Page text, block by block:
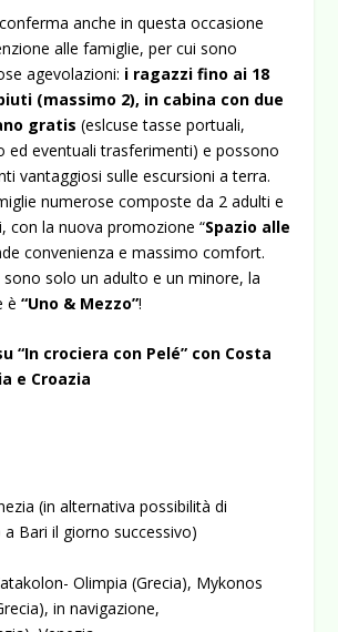
anche in questa occasione
alle famiglie, per cui sono
agevolazioni: i ragazzi fino ai 18
(massimo 2), in cabina con due
gratis(eslcuse tasse portuali,
ed eventuali trasferimenti) e possono
vantaggiosi sulle escursioni a terra.
numerose composte da 2 adulti e
con la nuova promozione “Spazio alle
convenienza e massimo comfort.
sono solo un adulto e un minore, la
è“Uno & Mezzo”!
“In crociera con Pelé” con Costa
e Croazia
(in alternativa possibilità di
Bari il giorno successivo)
Olimpia (Grecia), Mykonos
in navigazione,